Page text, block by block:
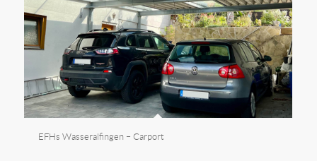
EFHs Wasseralfingen – Carport